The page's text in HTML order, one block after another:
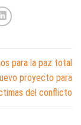
para la paz total
proyecto para
del conflicto